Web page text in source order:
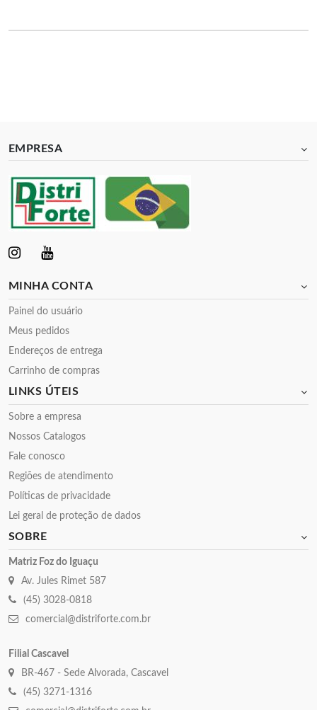
EMPRESA
MINHA CONTA
Painel do usuário
Meus pedidos
Endereços de entrega
Carrinho de compras
LINKS ÚTEIS
Sobre a empresa
Nossos Catalogos
Fale conosco
Regiões de atendimento
Políticas de privacidade
Lei geral de proteção de dados
SOBRE
Matriz Foz do Iguaçu
Av. Jules Rimet 587
(45) 3028-0818
comercial@distriforte.com.br
Filial Cascavel
BR-467 - Sede Alvorada, Cascavel
(45) 3271-1316